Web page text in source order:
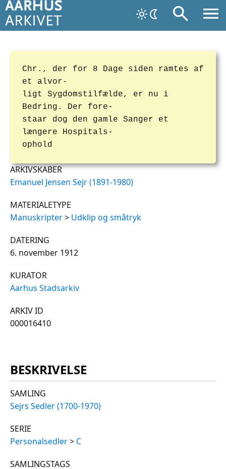
Chr., der for 8 Dage siden ramtes af
et alvor-
ligt Sygdomstilfælde, er nu i
Bedring. Der fore-
staar dog den gamle Sanger et
længere Hospitals-
ophold
ARKIVSKABER
Emanuel Jensen Sejr (1891-1980)
MATERIALETYPE
Manuskripter> Udklip og småtryk
DATERING
6. november 1912
KURATOR
Aarhus Stadsarkiv
ARKIV ID
000016410
BESKRIVELSE
SAMLING
Sejrs Sedler (1700-1970)
SERIE
Personalsedler> C
SAMLINGSTAGS